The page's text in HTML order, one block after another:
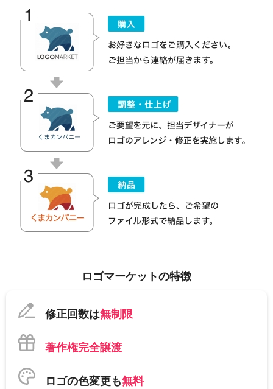
ロゴマーケットの特徴
修正回数は無制限
著作権完全譲渡
ロゴの色変更も無料